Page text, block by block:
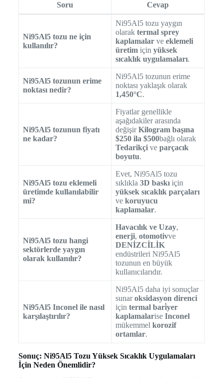
Soru Cevap
Ni95Al5 tozu ne için
kullanılır?
Ni95Al5 tozu yaygın
olarak termal sprey
kaplamalarve eklemeli
üretimiçin yüksek
sıcaklık uygulamaları.
Ni95Al5 tozunun erime
noktası nedir?
Ni95Al5 tozunun erime
noktası yaklaşık olarak
1,450°C.
Ni95Al5 tozunun fiyatı
ne kadar?
Fiyatlar genellikle
aşağıdakiler arasında
değişirKilogram başına
$250 ila $500bağlı olarak
Tedarikçive parçacık
boyutu.
Ni95Al5 tozu eklemeli
üretimde kullanılabilir
mi?
Evet, Ni95Al5 tozu
sıklıkla 3D baskıiçin
yüksek sıcaklık parçaları
ve koruyucu
kaplamalar.
Ni95Al5 tozu hangi
sektörlerde yaygın
olarak kullanılır?
Havacılık ve Uzay,
enerji, otomotivve
DENİZCİLİK
endüstrileri Ni95Al5
tozunun en büyük
kullanıcılarıdır.
Ni95Al5 Inconel ile nasıl
karşılaştırılır?
Ni95Al5 daha iyi sonuçlar
sunaroksidasyon direnci
için termal bari̇yer
kaplamalarise Inconel
mükemmel korozif
ortamlar.
Sonuç: Ni95Al5 Tozu Yüksek Sıcaklık Uygulamaları
İçin Neden Önemlidir?